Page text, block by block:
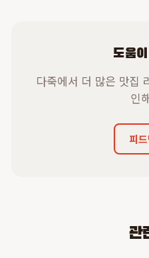
도움
다죽에서 더 많은 맛집
인
피
관